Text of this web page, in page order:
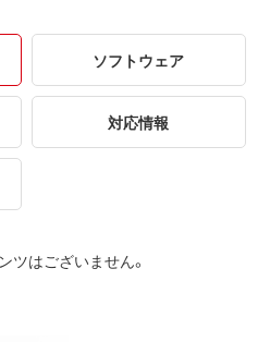
ソフトウェア
対応情報
ツはございません。